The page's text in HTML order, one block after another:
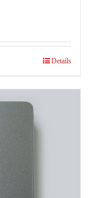
Details